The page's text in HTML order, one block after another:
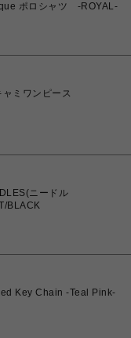
ポロシャツ -ROYAL-
ミワンピース
ニードル
BLACK
Key Chain -Teal Pink-